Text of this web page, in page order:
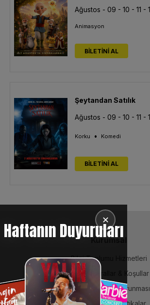
Animasyon
BİLETİNİ AL
Şeytandan Satılık
Korku • Komedi
BİLETİNİ AL
✕
Haftanın Duyuruları
Kurumsal
Bilgi Toplumu Hizmetleri
BiPuan Kurallar & Koşullar
Kişisel Verilerin Korunması